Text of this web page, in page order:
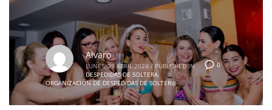
0
Alvaro
LUNES, 29 ABRIL 2024 / PUBLISHED IN
DESPEDIDAS DE SOLTERA
ORGANIZACIÓN DE DESPEDIDAS DE SOLTER@